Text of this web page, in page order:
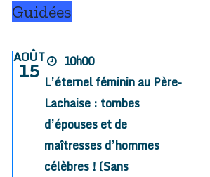
Guidées
AOÛT
15
10h00
L’éternel féminin au Père-
Lachaise : tombes
d’épouses et de
maîtresses d’hommes
célèbres ! (Sans